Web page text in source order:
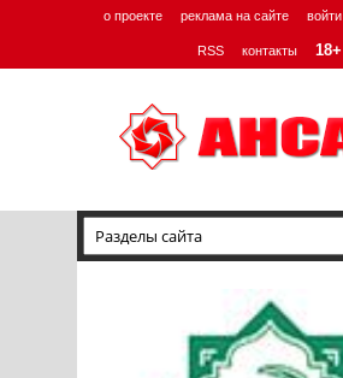
о проекте реклама на сайте войти
RSS контакты 18+